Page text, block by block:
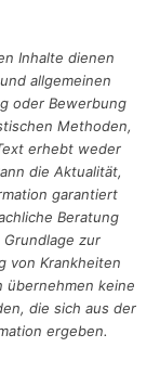
Inhalte dienen
allgemeinen
oder Bewerbung
Methoden,
erhebt weder
die Aktualität,
garantiert
Beratung
zur
von Krankheiten
übernehmen keine
die sich aus der
ergeben.